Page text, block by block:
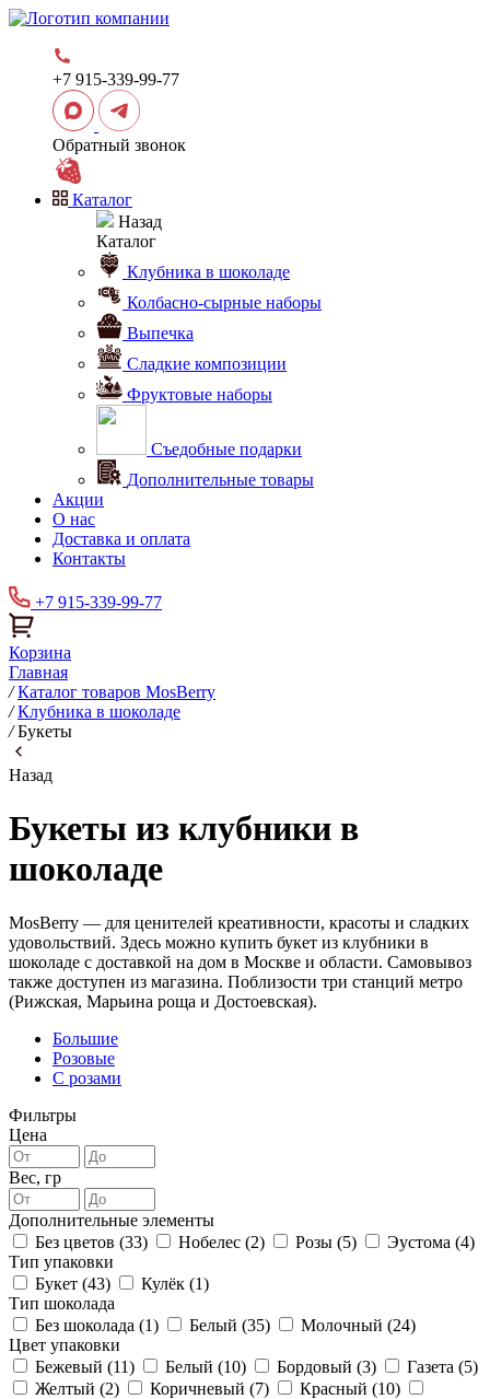
+7 915-339-99-77
Обратный звонок
Каталог
Назад
Каталог
Клубника в шоколаде
Колбасно-сырные наборы
Выпечка
Сладкие композиции
Фруктовые наборы
Съедобные подарки
Дополнительные товары
Акции
О нас
Доставка и оплата
Контакты
+7 915-339-99-77
Корзина
Главная
/ Каталог товаров MosBerry
/ Клубника в шоколаде
/ Букеты
Назад
Букеты из клубники в
шоколаде
MosBerry — для ценителей креативности, красоты и сладких
удовольствий. Здесь можно купить букет из клубники в
шоколаде с доставкой на дом в Москве и области. Самовывоз
также доступен из магазина. Поблизости три станций метро
(Рижская, Марьина роща и Достоевская).
Большие
Розовые
С розами
Фильтры
Цена
Вес, гр
Дополнительные элементы
Без цветов (33) Нобелес (2) Розы (5) Эустома (4)
Тип упаковки
Букет (43) Кулёк (1)
Тип шоколада
Без шоколада (1) Белый (35) Молочный (24)
Цвет упаковки
Бежевый (11) Белый (10) Бордовый (3) Газета (5)
Желтый (2) Коричневый (7) Красный (10)